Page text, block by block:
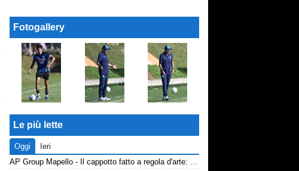
Fotogallery
Le più lette
Oggi
Ieri
AP Group Mapello - Il cappotto fatto a regola d'arte: qualità certificata ICMQ